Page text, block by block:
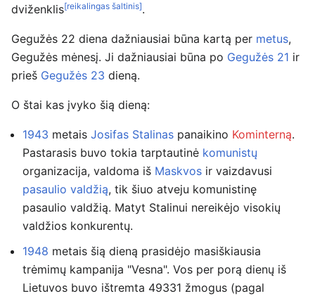
dviženklis[reikalingas šaltinis].
Gegužės 22 diena dažniausiai būna kartą per metus,
Gegužės mėnesį. Ji dažniausiai būna po Gegužės 21 ir
prieš Gegužės 23 dieną.
O štai kas įvyko šią dieną:
1943 metais Josifas Stalinas panaikino Kominterną.
Pastarasis buvo tokia tarptautinė komunistų
organizacija, valdoma iš Maskvos ir vaizdavusi
pasaulio valdžią, tik šiuo atveju komunistinę
pasaulio valdžią. Matyt Stalinui nereikėjo visokių
valdžios konkurentų.
1948 metais šią dieną prasidėjo masiškiausia
trėmimų kampanija "Vesna". Vos per porą dienų iš
Lietuvos buvo ištremta 49331 žmogus (pagal